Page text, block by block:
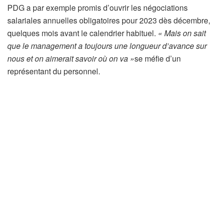
PDG a par exemple promis d’ouvrir les négociations
salariales annuelles obligatoires pour 2023 dès décembre,
quelques mois avant le calendrier habituel. « Mais on sait
que le management a toujours une longueur d’avance sur
nous et on aimerait savoir où on va »se méfie d’un
représentant du personnel.